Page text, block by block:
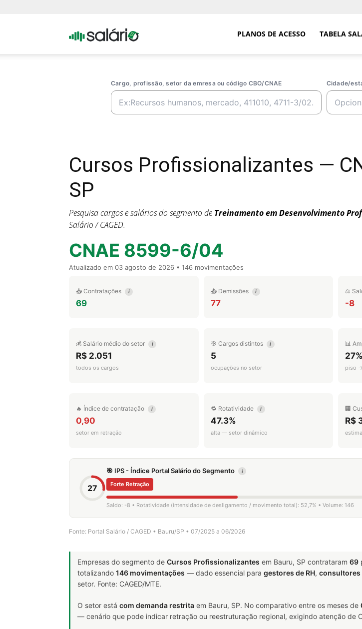
Portal PLANOS DE ACESSO TABELA
Cargo, profissão, setor da emresa ou código CBO/CNAE Cidade/
Cursos Profissionalizantes —
SP
Pesquisa cargos e salários do segmento de Treinamento em Desenvolvimento
Salário / CAGED.
CNAE 8599-6/04
Atualizado em 03 agosto de 2026 • 146 movimentações
📥 Contratações i
69
📤 Demissões i
77
⚖️
-8
💰 Salário médio do setor i
R$ 2.051
todos os cargos
🎯 Cargos distintos i
5
ocupações no setor
📊
27%
piso
🔥 Índice de contratação i
0,90
setor em retração
🔁 Rotatividade i
47.3%
alta — setor dinâmico
🏢
R$
27
🎯 IPS - Índice Portal Salário do Segmento i
Forte Retração
Saldo: -8 • Rotatividade (intensidade de desligamento / movimento total): 52,7% • Volume: 146
Fonte: Portal Salário / CAGED • Bauru/SP • 07/2025 a 06/2026
Empresas do segmento de Cursos Profissionalizantes em Bauru, SP contrataram 69
totalizando 146 movimentações — dado essencial para gestores de RH, consultores
setor. Fonte: CAGED/MTE.
O setor está com demanda restrita em Bauru, SP. No comparativo entre os meses de
— cenário que pode indicar retração ou reestruturação regional, exigindo atenção de